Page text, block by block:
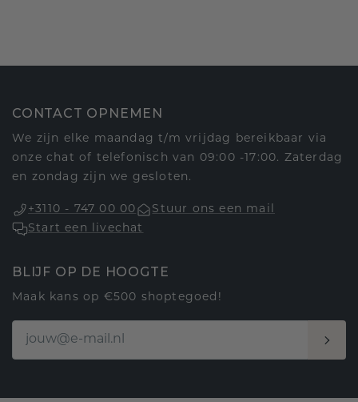
CONTACT OPNEMEN
We zijn elke maandag t/m vrijdag bereikbaar via
onze chat of telefonisch van 09:00 -17:00. Zaterdag
en zondag zijn we gesloten.
+3110 - 747 00 00
Stuur ons een mail
Start een livechat
BLIJF OP DE HOOGTE
Maak kans op €500 shoptegoed!